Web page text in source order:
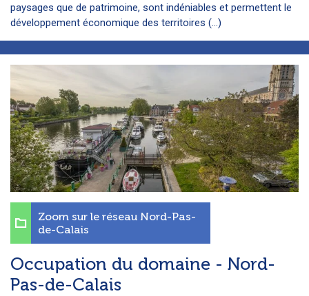
paysages que de patrimoine, sont indéniables et permettent le
développement économique des territoires (...)
Occupation du domaine - Nord-
Pas-de-Calais
Zoom sur le réseau Nord-Pas-
de-Calais